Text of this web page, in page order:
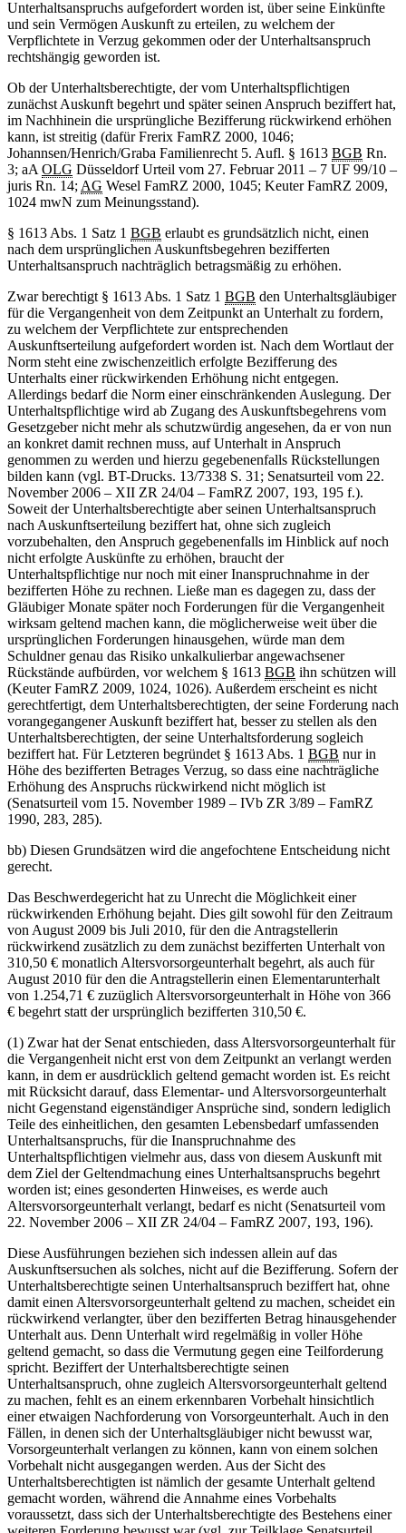
Unterhaltsanspruchs aufgefordert worden ist, über seine Einkünfte
und sein Vermögen Auskunft zu erteilen, zu welchem der
Verpflichtete in Verzug gekommen oder der Unterhaltsanspruch
rechtshängig geworden ist.
Ob der Unterhaltsberechtigte, der vom Unterhaltspflichtigen
zunächst Auskunft begehrt und später seinen Anspruch beziffert hat,
im Nachhinein die ursprüngliche Bezifferung rückwirkend erhöhen
kann, ist streitig (dafür Frerix FamRZ 2000, 1046;
Johannsen/Henrich/Graba Familienrecht 5. Aufl. § 1613 BGB Rn.
3; aAOLG Düsseldorf Urteil vom 27. Februar 2011 – 7 UF 99/10 –
juris Rn. 14;AG Wesel FamRZ 2000, 1045; Keuter FamRZ 2009,
1024 mwN zum Meinungsstand).
§ 1613 Abs. 1 Satz 1 BGB erlaubt es grundsätzlich nicht, einen
nach dem ursprünglichen Auskunftsbegehren bezifferten
Unterhaltsanspruch nachträglich betragsmäßig zu erhöhen.
Zwar berechtigt § 1613 Abs. 1 Satz 1 BGB den Unterhaltsgläubiger
für die Vergangenheit von dem Zeitpunkt an Unterhalt zu fordern,
zu welchem der Verpflichtete zur entsprechenden
Auskunftserteilung aufgefordert worden ist. Nach dem Wortlaut der
Norm steht eine zwischenzeitlich erfolgte Bezifferung des
Unterhalts einer rückwirkenden Erhöhung nicht entgegen.
Allerdings bedarf die Norm einer einschränkenden Auslegung. Der
Unterhaltspflichtige wird ab Zugang des Auskunftsbegehrens vom
Gesetzgeber nicht mehr als schutzwürdig angesehen, da er von nun
an konkret damit rechnen muss, auf Unterhalt in Anspruch
genommen zu werden und hierzu gegebenenfalls Rückstellungen
bilden kann (vgl. BT-Drucks. 13/7338 S. 31; Senatsurteil vom 22.
November 2006 – XII ZR 24/04 – FamRZ 2007, 193, 195 f.).
Soweit der Unterhaltsberechtigte aber seinen Unterhaltsanspruch
nach Auskunftserteilung beziffert hat, ohne sich zugleich
vorzubehalten, den Anspruch gegebenenfalls im Hinblick auf noch
nicht erfolgte Auskünfte zu erhöhen, braucht der
Unterhaltspflichtige nur noch mit einer Inanspruchnahme in der
bezifferten Höhe zu rechnen. Ließe man es dagegen zu, dass der
Gläubiger Monate später noch Forderungen für die Vergangenheit
wirksam geltend machen kann, die möglicherweise weit über die
ursprünglichen Forderungen hinausgehen, würde man dem
Schuldner genau das Risiko unkalkulierbar angewachsener
Rückstände aufbürden, vor welchem § 1613 BGB ihn schützen will
(Keuter FamRZ 2009, 1024, 1026). Außerdem erscheint es nicht
gerechtfertigt, dem Unterhaltsberechtigten, der seine Forderung nach
vorangegangener Auskunft beziffert hat, besser zu stellen als den
Unterhaltsberechtigten, der seine Unterhaltsforderung sogleich
beziffert hat. Für Letzteren begründet § 1613 Abs. 1 BGB nur in
Höhe des bezifferten Betrages Verzug, so dass eine nachträgliche
Erhöhung des Anspruchs rückwirkend nicht möglich ist
(Senatsurteil vom 15. November 1989 – IVb ZR 3/89 – FamRZ
1990, 283, 285).
bb) Diesen Grundsätzen wird die angefochtene Entscheidung nicht
gerecht.
Das Beschwerdegericht hat zu Unrecht die Möglichkeit einer
rückwirkenden Erhöhung bejaht. Dies gilt sowohl für den Zeitraum
von August 2009 bis Juli 2010, für den die Antragstellerin
rückwirkend zusätzlich zu dem zunächst bezifferten Unterhalt von
310,50 € monatlich Altersvorsorgeunterhalt begehrt, als auch für
August 2010 für den die Antragstellerin einen Elementarunterhalt
von 1.254,71 € zuzüglich Altersvorsorgeunterhalt in Höhe von 366
€ begehrt statt der ursprünglich bezifferten 310,50 €.
(1) Zwar hat der Senat entschieden, dass Altersvorsorgeunterhalt für
die Vergangenheit nicht erst von dem Zeitpunkt an verlangt werden
kann, in dem er ausdrücklich geltend gemacht worden ist. Es reicht
mit Rücksicht darauf, dass Elementar- und Altersvorsorgeunterhalt
nicht Gegenstand eigenständiger Ansprüche sind, sondern lediglich
Teile des einheitlichen, den gesamten Lebensbedarf umfassenden
Unterhaltsanspruchs, für die Inanspruchnahme des
Unterhaltspflichtigen vielmehr aus, dass von diesem Auskunft mit
dem Ziel der Geltendmachung eines Unterhaltsanspruchs begehrt
worden ist; eines gesonderten Hinweises, es werde auch
Altersvorsorgeunterhalt verlangt, bedarf es nicht (Senatsurteil vom
22. November 2006 – XII ZR 24/04 – FamRZ 2007, 193, 196).
Diese Ausführungen beziehen sich indessen allein auf das
Auskunftsersuchen als solches, nicht auf die Bezifferung. Sofern der
Unterhaltsberechtigte seinen Unterhaltsanspruch beziffert hat, ohne
damit einen Altersvorsorgeunterhalt geltend zu machen, scheidet ein
rückwirkend verlangter, über den bezifferten Betrag hinausgehender
Unterhalt aus. Denn Unterhalt wird regelmäßig in voller Höhe
geltend gemacht, so dass die Vermutung gegen eine Teilforderung
spricht. Beziffert der Unterhaltsberechtigte seinen
Unterhaltsanspruch, ohne zugleich Altersvorsorgeunterhalt geltend
zu machen, fehlt es an einem erkennbaren Vorbehalt hinsichtlich
einer etwaigen Nachforderung von Vorsorgeunterhalt. Auch in den
Fällen, in denen sich der Unterhaltsgläubiger nicht bewusst war,
Vorsorgeunterhalt verlangen zu können, kann von einem solchen
Vorbehalt nicht ausgegangen werden. Aus der Sicht des
Unterhaltsberechtigten ist nämlich der gesamte Unterhalt geltend
gemacht worden, während die Annahme eines Vorbehalts
voraussetzt, dass sich der Unterhaltsberechtigte des Bestehens einer